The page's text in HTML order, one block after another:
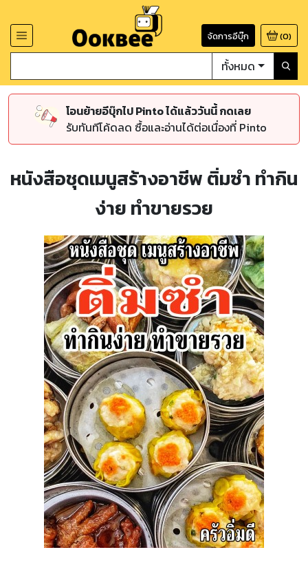
จัดการอีบุ๊ก (0)
ทั้งหมด
โอนย้ายอีบุ๊กไป Pinto ได้แล้ววันนี้ กดเลย
รับทันทีโค้ดลด ซื้อและอ่านได้ต่อเนื่องที่ Pinto
หนังสือชุดเมนูสร้างอาชีพ ติ่มซำ ทำกิน
ง่าย ทำขายรวย